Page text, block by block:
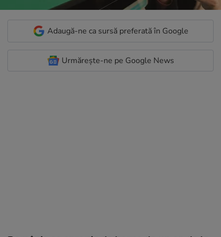
Adaugă-ne ca sursă preferată în Google
Urmărește-ne pe Google News